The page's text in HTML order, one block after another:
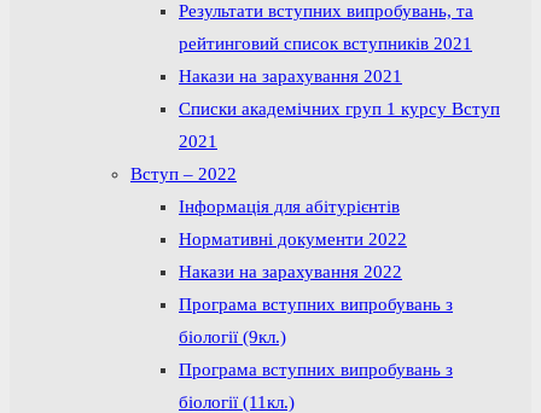
Результати вступних випробувань, та
рейтинговий список вступників 2021
Накази на зарахування 2021
Списки академічних груп 1 курсу Вступ
2021
Вступ – 2022
Інформація для абітурієнтів
Нормативні документи 2022
Накази на зарахування 2022
Програма вступних випробувань з
біології (9кл.)
Програма вступних випробувань з
біології (11кл.)